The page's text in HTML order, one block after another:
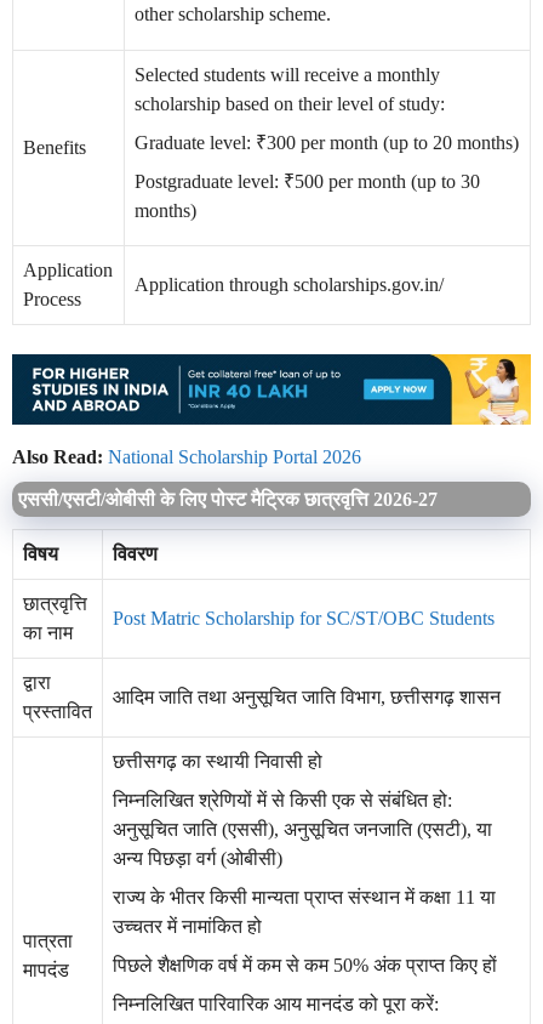
other scholarship scheme.
Benefits
Selected students will receive a monthly
scholarship based on their level of study:
Graduate level: ₹300 per month (up to 20 months)
Postgraduate level: ₹500 per month (up to 30
months)
Application
Process
Application through scholarships.gov.in/
Also Read: National Scholarship Portal 2026
एससी/एसटी/ओबीसी के लिए पोस्ट मैट्रिक छात्रवृत्ति 2026-27
विषय विवरण
छात्रवृत्ति
का नाम
Post Matric Scholarship for SC/ST/OBC Students
द्वारा
प्रस्तावित
आदिम जाति तथा अनुसूचित जाति विभाग, छत्तीसगढ़ शासन
पात्रता
मापदंड
छत्तीसगढ़ का स्थायी निवासी हो
निम्नलिखित श्रेणियों में से किसी एक से संबंधित हो:
अनुसूचित जाति (एससी), अनुसूचित जनजाति (एसटी), या
अन्य पिछड़ा वर्ग (ओबीसी)
राज्य के भीतर किसी मान्यता प्राप्त संस्थान में कक्षा 11 या
उच्चतर में नामांकित हो
पिछले शैक्षणिक वर्ष में कम से कम 50% अंक प्राप्त किए हों
निम्नलिखित पारिवारिक आय मानदंड को पूरा करें: